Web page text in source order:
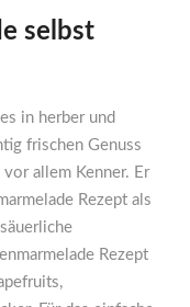
selbst
in herber und
frischen Genuss
allem Kenner. Er
Rezept als
Rezept